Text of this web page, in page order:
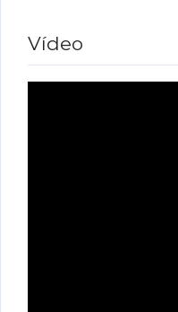
Vídeo